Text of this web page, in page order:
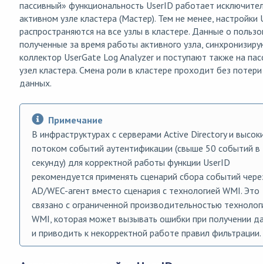
пассивный» функциональность UserID работает
активном узле кластера (Мастер). Тем не менее, настройки
распространяются на все узлы в кластере. Данные о
полученные за время работы активного узла,
коллектор UserGate Log Analyzer и поступают также на
узел кластера. Смена роли в кластере проходит без потери
данных.
Примечание
В инфраструктурах с серверами Active Directory и
потоком событий аутентификации (свыше 50 событий в
секунду) для корректной работы функции UserID
рекомендуется применять сценарий сбора событий
AD/WEC-агент вместо сценария с технологией WMI. Это
связано с ограниченной производительностью
WMI, которая может вызывать ошибки при получении
и приводить к некорректной работе правил фильтрации.